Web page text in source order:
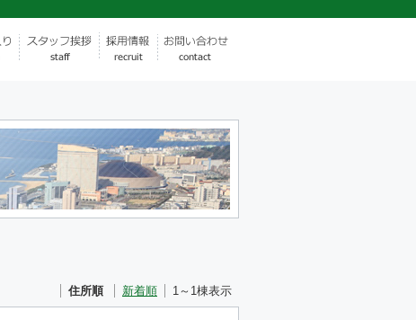
1～1棟表示
住所順 新着順